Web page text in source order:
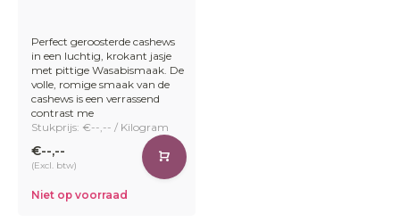
Perfect geroosterde cashews
in een luchtig, krokant jasje
met pittige Wasabismaak. De
volle, romige smaak van de
cashews is een verrassend
contrast me
Stukprijs: €--,-- / Kilogram
€--,--
(Excl. btw)
Niet op voorraad